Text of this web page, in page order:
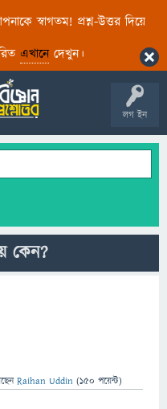
স্বাগতম! প্রশ্ন-উত্তর দিয়ে
এখানেদেখুন।
লগ ইন
কেন?
Raihan Uddin (150 পয়েন্ট)